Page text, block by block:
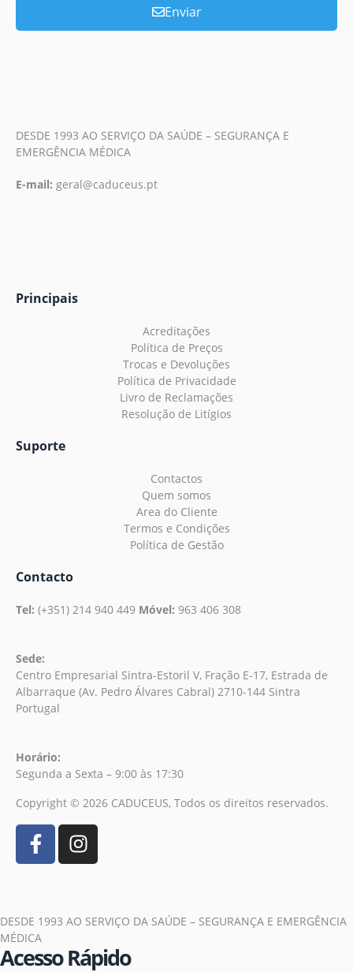
Enviar
DESDE 1993 AO SERVIÇO DA SAÚDE – SEGURANÇA E
EMERGÊNCIA MÉDICA
E-mail: geral@caduceus.pt
Principais
Acreditações
Política de Preços
Trocas e Devoluções
Política de Privacidade
Livro de Reclamações
Resolução de Litígios
Suporte
Contactos
Quem somos
Area do Cliente
Termos e Condições
Política de Gestão
Contacto
Tel: (+351) 214 940 449 Móvel: 963 406 308
Sede:
Centro Empresarial Sintra-Estoril V, Fração E-17, Estrada de
Albarraque (Av. Pedro Álvares Cabral) 2710-144 Sintra
Portugal
Horário:
Segunda a Sexta – 9:00 às 17:30
Copyright © 2026 CADUCEUS, Todos os direitos reservados.
DESDE 1993 AO SERVIÇO DA SAÚDE – SEGURANÇA E EMERGÊNCIA
MÉDICA
Acesso Rápido